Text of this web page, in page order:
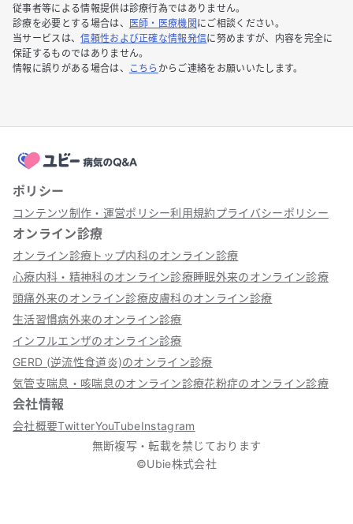
従事者等による情報提供は診療行為ではありません。
診療を必要とする場合は、
医師・医療機関 にご相談ください。
当サービスは、信頼性および正確な情報発信に努めますが、内容を完全に
保証するものではありません。
情報に誤りがある場合は、
こちら からご連絡をお願いいたします。
ポリシー
コンテンツ制作・運営ポリシー利用規約プライバシーポリシー
オンライン診療
オンライン診療トップ内科のオンライン診療
心療内科・精神科のオンライン診療睡眠外来のオンライン診療
頭痛外来のオンライン診療皮膚科のオンライン診療
生活習慣病外来のオンライン診療
インフルエンザのオンライン診療
GERD (逆流性食道炎)のオンライン診療
気管支喘息・咳喘息のオンライン診療花粉症のオンライン診療
会社情報
会社概要TwitterYouTubeInstagram
無断複写・転載を禁じております
©Ubie株式会社